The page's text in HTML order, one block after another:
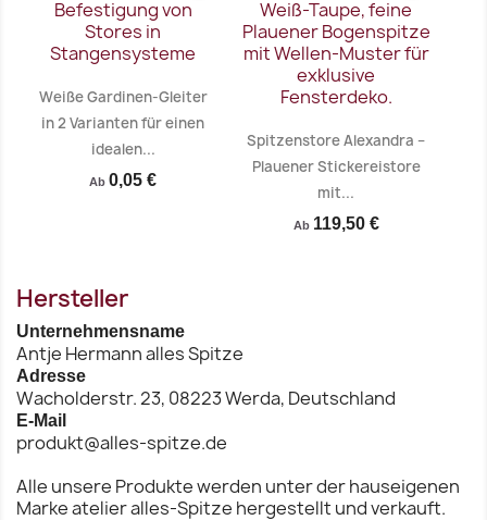
Weiße Gardinen-Gleiter
in 2 Varianten für einen
idealen...
Ab 0,05 €
Spitzenstore Alexandra –
Plauener Stickereistore
mit...
Ab 119,50 €
Hersteller
Unternehmensname
Antje Hermann alles Spitze
Adresse
Wacholderstr. 23, 08223 Werda, Deutschland
E-Mail
produkt@alles-spitze.de
Alle unsere Produkte werden unter der hauseigenen
Marke atelier alles-Spitze hergestellt und verkauft.